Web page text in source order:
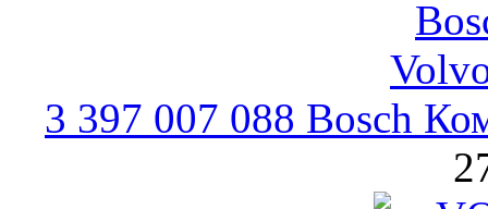
3 397 007 088 Bosch